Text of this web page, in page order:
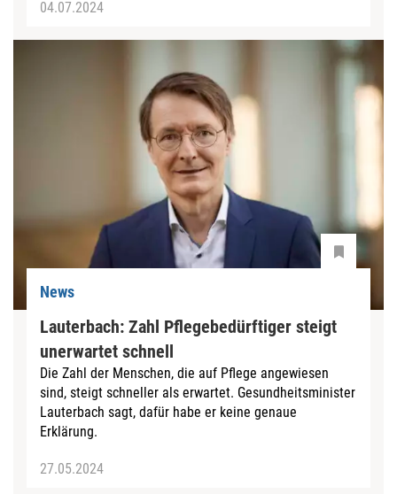
04.07.2024
News
Lauterbach: Zahl Pflegebedürftiger steigt
unerwartet schnell
Die Zahl der Menschen, die auf Pflege angewiesen
sind, steigt schneller als erwartet. Gesundheitsminister
Lauterbach sagt, dafür habe er keine genaue
Erklärung.
27.05.2024